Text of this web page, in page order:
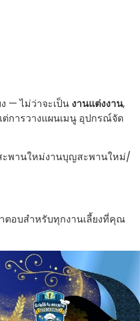
— ไม่ว่าจะเป็น งานแต่งงาน,
ต่การวางแผนเมนู อุปกรณ์จัด
ะพานใหม่งานบุญสะพานใหม่/
อบสำหรับทุกงานเลี้ยงที่คุณ